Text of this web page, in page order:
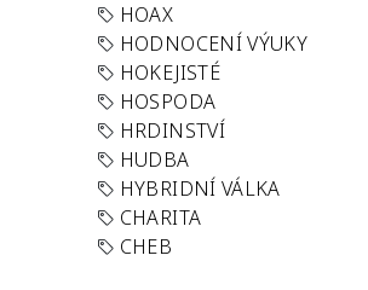
HOAX
HODNOCENÍ VÝUKY
HOKEJISTÉ
HOSPODA
HRDINSTVÍ
HUDBA
HYBRIDNÍ VÁLKA
CHARITA
CHEB